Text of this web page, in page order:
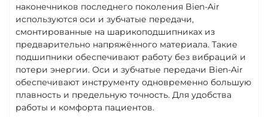
наконечников последнего поколения Bien-Air
используются оси и зубчатые передачи,
смонтированные на шарикоподшипниках из
предварительно напряжённого материала. Такие
подшипники обеспечивают работу без вибраций и
потери энергии. Оси и зубчатые передачи Bien-Air
обеспечивают инструменту одновременно большую
плавность и предельную точность. Для удобства
работы и комфорта пациентов.